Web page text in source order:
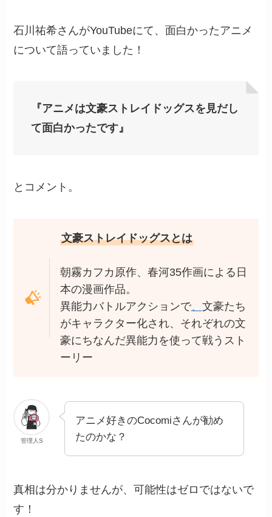
石川祐希さんがYouTubeにて、面白かったアニメ
について語っていました！
『アニメは文豪ストレイドッグスを見だし
て面白かったです』
とコメント。
文豪ストレイドッグスとは
朝霧カフカ原作、春河35作画による日
本の漫画作品。
異能力バトルアクションで、 文豪たち
がキャラクター化され、それぞれの文
豪にちなんだ異能力を使って戦うスト
ーリー
管理人S
アニメ好きのCocomiさんが勧め
たのかな？
真相は分かりませんが、可能性はゼロではないで
す！